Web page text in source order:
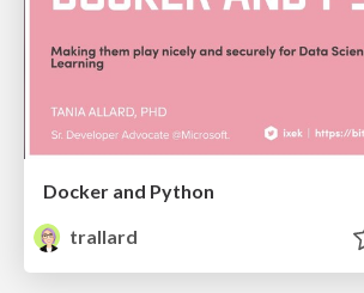
Docker and Python
trallard